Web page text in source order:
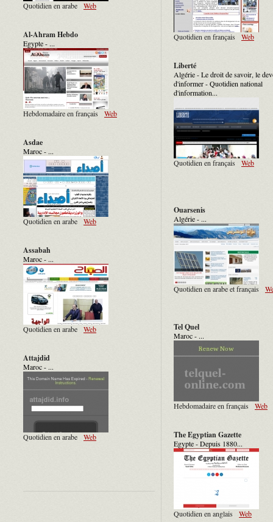
Quotidien en arabe Web
Al-Ahram Hebdo
Egypte - ...
Hebdomadaire en français Web
Asdae
Maroc - ...
Quotidien en arabe Web
Assabah
Maroc - ...
Quotidien en arabe Web
Attajdid
Maroc - ...
Quotidien en arabe Web
Quotidien en français Web
Liberté
Algérie - Le droit de savoir, le
d'informer - Quotidien national
d'information...
Quotidien en français Web
Ouarsenis
Algérie - ...
Quotidien en arabe et français
Tel Quel
Maroc - ...
Hebdomadaire en français Web
The Egyptian Gazette
Egypte - Depuis 1880...
Quotidien en anglais Web